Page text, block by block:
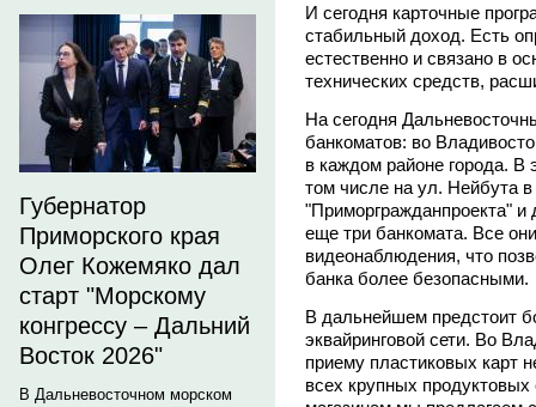
Губернатор
Приморского края
Олег Кожемяко дал
старт "Морскому
конгрессу – Дальний
Восток 2026"
В Дальневосточном морском
И сегодня карточные
стабильный доход. Есть
естественно и связано в
технических средств,
На сегодня
банкоматов: во
в каждом районе города. В
том числе на ул. Нейбута
"Приморгражданпроекта" и
еще три банкомата. Все
видеонаблюдения, что
банка более безопасными.
В дальнейшем предстоит
эквайринговой сети. Во
приему пластиковых карт
всех крупных продуктовых